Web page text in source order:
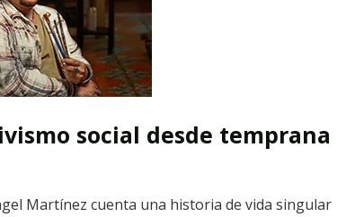
social desde temprana
Martínez cuenta una historia de vida singular